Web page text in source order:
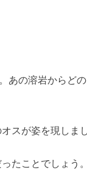
あの溶岩からど
スが姿を現しまし
たことでしょう。